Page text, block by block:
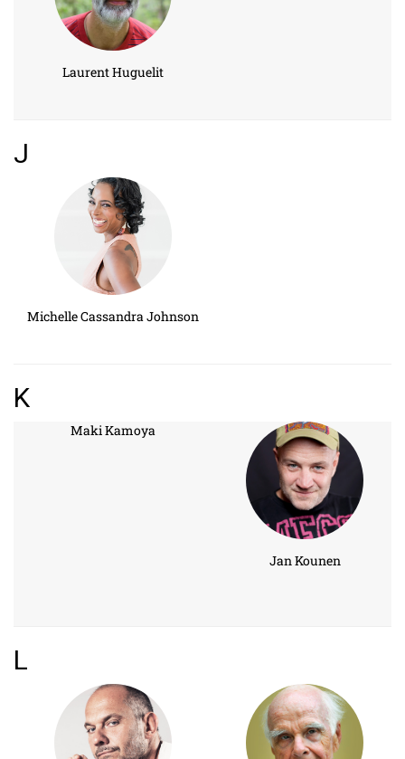
Laurent Huguelit
J
Michelle Cassandra Johnson
K
Maki Kamoya
Jan Kounen
L